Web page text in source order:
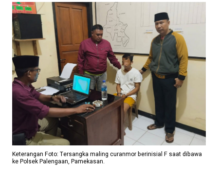
Keterangan Foto: Tersangka maling curanmor berinisial F saat dibawa
ke Polsek Palengaan, Pamekasan.